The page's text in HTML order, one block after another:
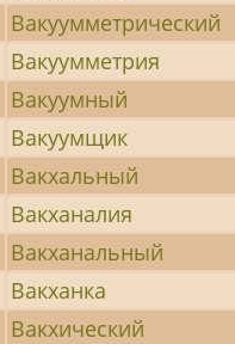
Вакуумметрический
Вакуумметрия
Вакуумный
Вакуумщик
Вакхальный
Вакханалия
Вакханальный
Вакханка
Вакхический